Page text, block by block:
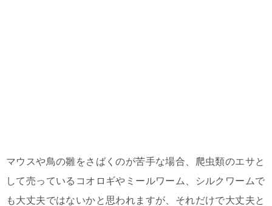
マウスや鳥の雛をさばくのが苦手な場合、爬虫類のエサと
して売っているコオロギやミールワーム、シルクワームで
も大丈夫ではないかと思われますが、それだけで大丈夫と